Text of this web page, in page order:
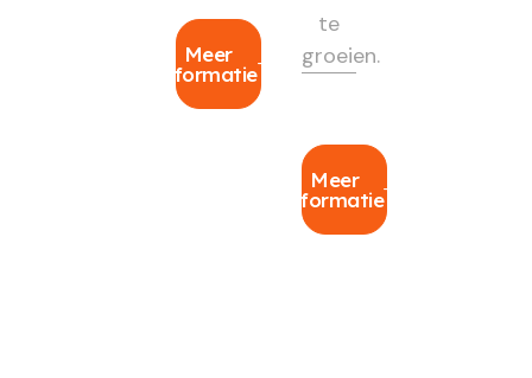
Meer
informatie
te
groeien.
Meer
informatie